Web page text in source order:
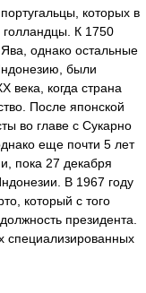
которых в
голландцы. К 1750
однако остальные
были
века, когда страна
После японской
во главе с Сукарно
еще почти 5 лет
пока 27 декабря
В 1967 году
который с того
президента.
специализированных